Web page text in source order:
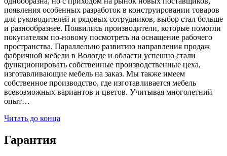
появления особенных разработок в конструировании товаров
для руководителей и рядовых сотрудников, выбор стал больше
и разнообразнее. Появились производители, которые помогли
покупателям по-новому посмотреть на оснащение рабочего
пространства. Параллельно развитию направления продаж
фабричной мебели в Вологде и области успешно стали
функционировать собственные производственные цеха,
изготавливающие мебель на заказ. Мы также имеем
собственное производство, где изготавливается мебель
всевозможных вариантов и цветов. Учитывая многолетний
опыт…
Читать до конца
Гарантия